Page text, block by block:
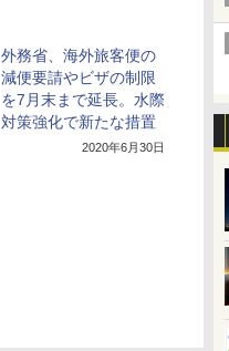
外務省、海外旅客便の
減便要請やビザの制限
を7月末まで延長。水際
対策強化で新たな措置
2020年6月30日